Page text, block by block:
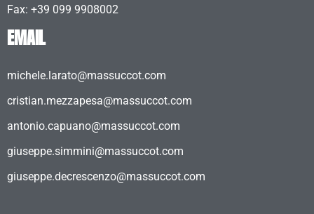
Fax: +39 099 9908002
EMAIL
michele.larato@massuccot.com
cristian.mezzapesa@massuccot.com
antonio.capuano@massuccot.com
giuseppe.simmini@massuccot.com
giuseppe.decrescenzo@massuccot.com